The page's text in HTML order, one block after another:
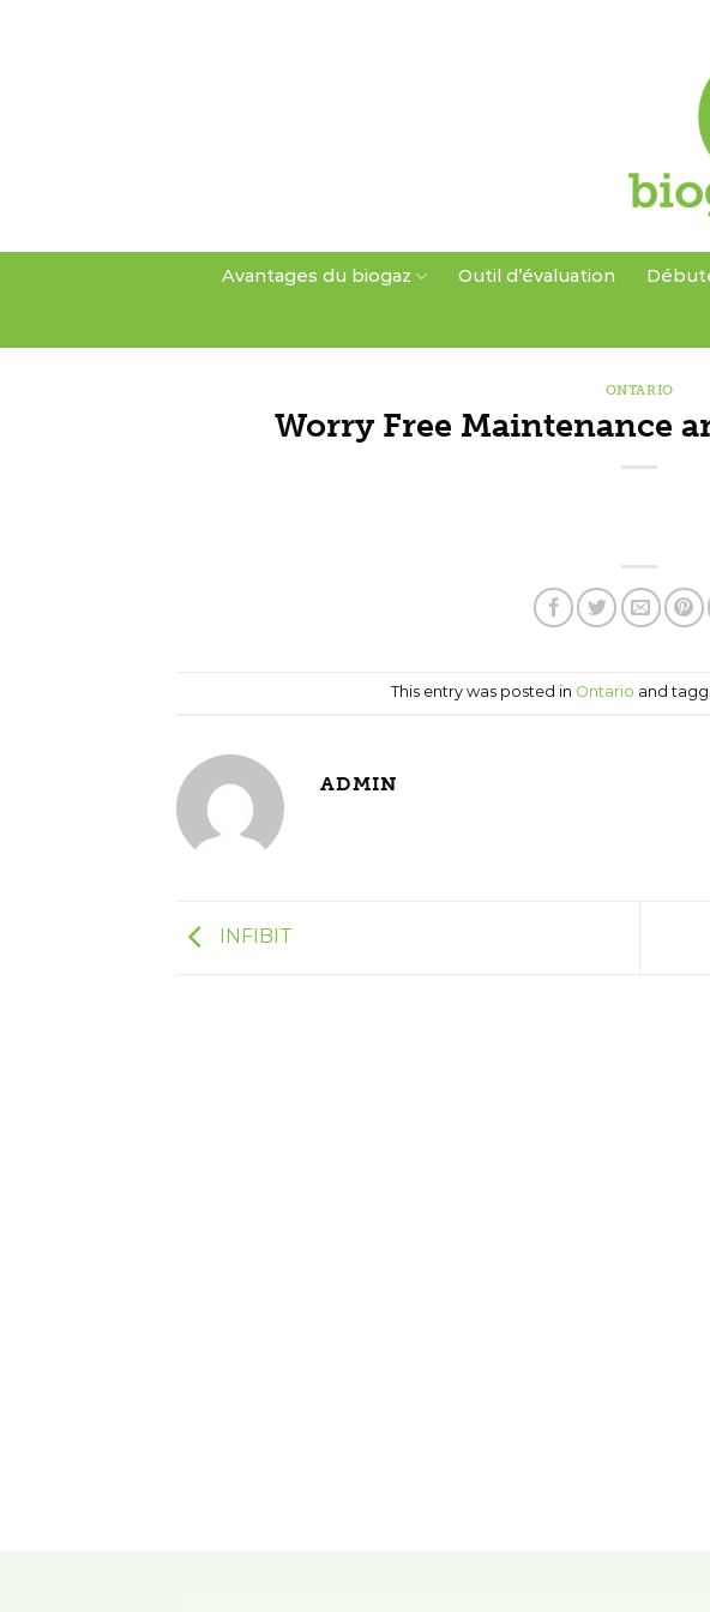
Avantages du biogaz Outil d’évaluation
ONTARIO
Worry Free Maintenance
This entry was posted in Ontario and
ADMIN
INFIBIT